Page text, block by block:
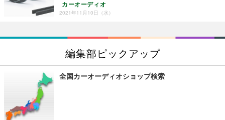
カーオーディオ
2021年11月10日（水）
編集部ピックアップ
全国カーオーディオショップ検索